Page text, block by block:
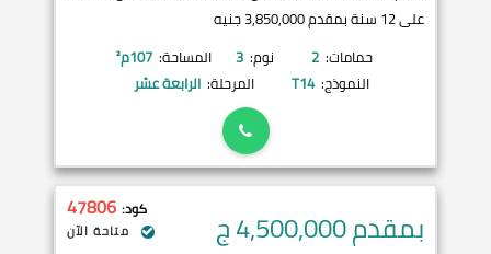
على 12 سنة بمقدم 3,850,000 جنيه
حمامات: 2 نوم: 3 المساحة: 107م²
النموذج: T14 المرحلة: الرابعة عشر
بمقدم 4,500,000 ج كود: 47806
متاحة الآن